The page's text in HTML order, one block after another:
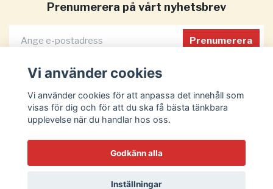
Prenumerera på vårt nyhetsbrev
Prenumerera
Vi använder cookies
Vi använder cookies för att anpassa det innehåll som
visas för dig och för att du ska få bästa tänkbara
upplevelse när du handlar hos oss.
Godkänn alla
Inställningar